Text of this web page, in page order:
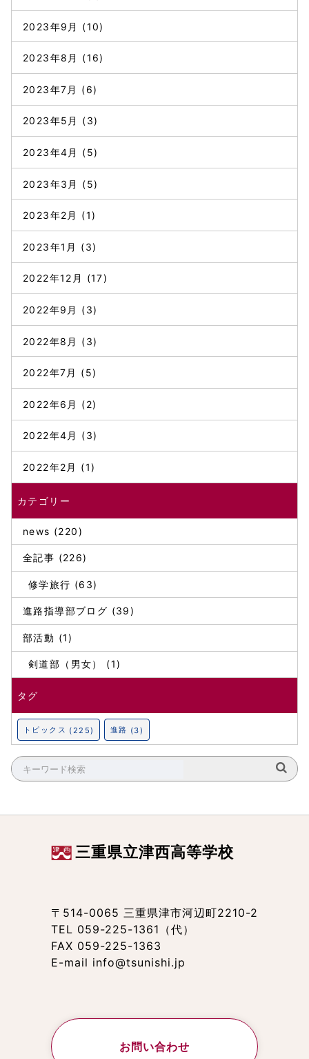
2023年9月 (10)
2023年8月 (16)
2023年7月 (6)
2023年5月 (3)
2023年4月 (5)
2023年3月 (5)
2023年2月 (1)
2023年1月 (3)
2022年12月 (17)
2022年9月 (3)
2022年8月 (3)
2022年7月 (5)
2022年6月 (2)
2022年4月 (3)
2022年2月 (1)
カテゴリー
news (220)
全記事 (226)
修学旅行 (63)
進路指導部ブログ (39)
部活動 (1)
剣道部（男女） (1)
タグ
トピックス (225) 進路 (3)
三重県立津西高等学校
〒514-0065 三重県津市河辺町2210-2
TEL 059-225-1361（代）
FAX 059-225-1363
E-mail info@tsunishi.jp
お問い合わせ